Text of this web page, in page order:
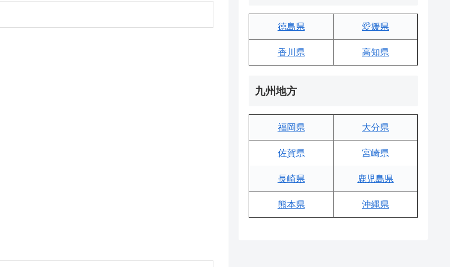
徳島県 愛媛県
香川県 高知県
九州地方
福岡県 大分県
佐賀県 宮崎県
長崎県 鹿児島県
熊本県 沖縄県